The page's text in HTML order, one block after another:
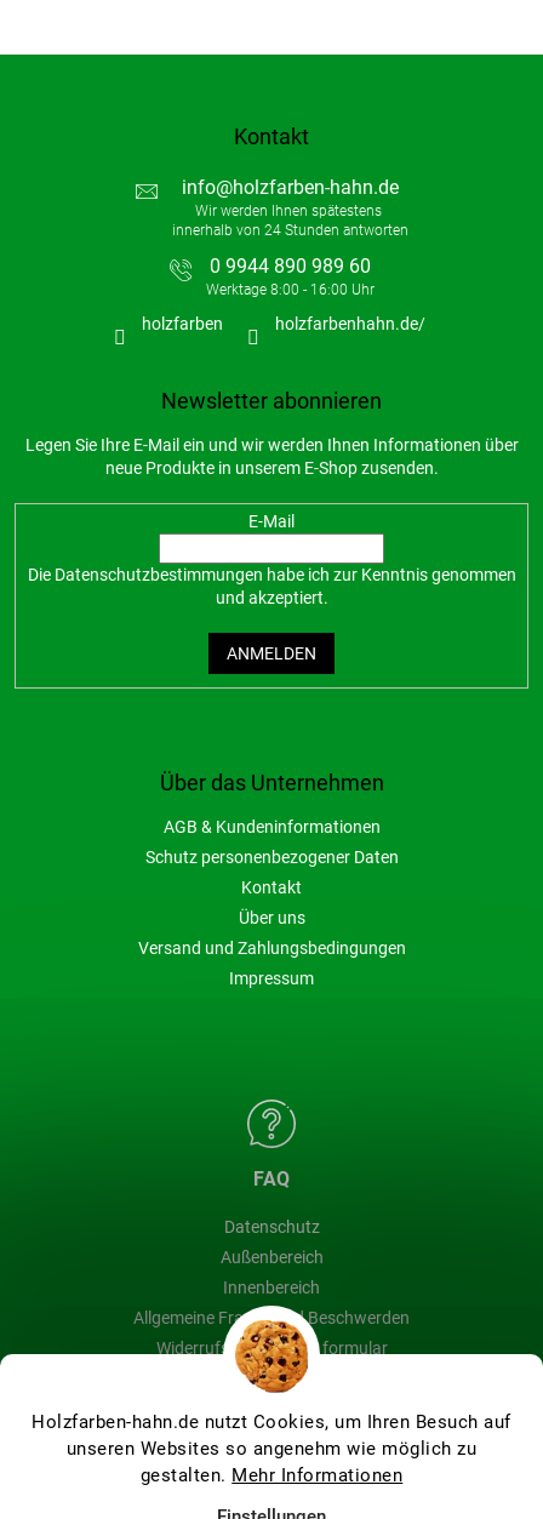
Holzfarben-hahn.de nutzt Cookies, um Ihren Besuch auf
unseren Websites so angenehm wie möglich zu
gestalten. Mehr Informationen
L
e
Über das Unternehmen
AGB & Kundeninformationen
Schutz personenbezogener Daten
Kontakt
Über uns
Versand und Zahlungsbedingungen
Impressum
FAQ
Datenschutz
Außenbereich
Innenbereich
Allgemeine Fragen und Beschwerden
Widerrufsbelehrung & formular
Blog
Kontakt
info@holzfarben-hahn.de
0 9944 890 989 60
holzfarben holzfarbenhahn.de/
Newsletter abonnieren
Legen Sie Ihre E-Mail ein und wir werden Ihnen Informationen über
neue Produkte in unserem E-Shop zusenden.
E-Mail
Die Datenschutzbestimmungen habe ich zur Kenntnis genommen
und akzeptiert.
ANMELDEN